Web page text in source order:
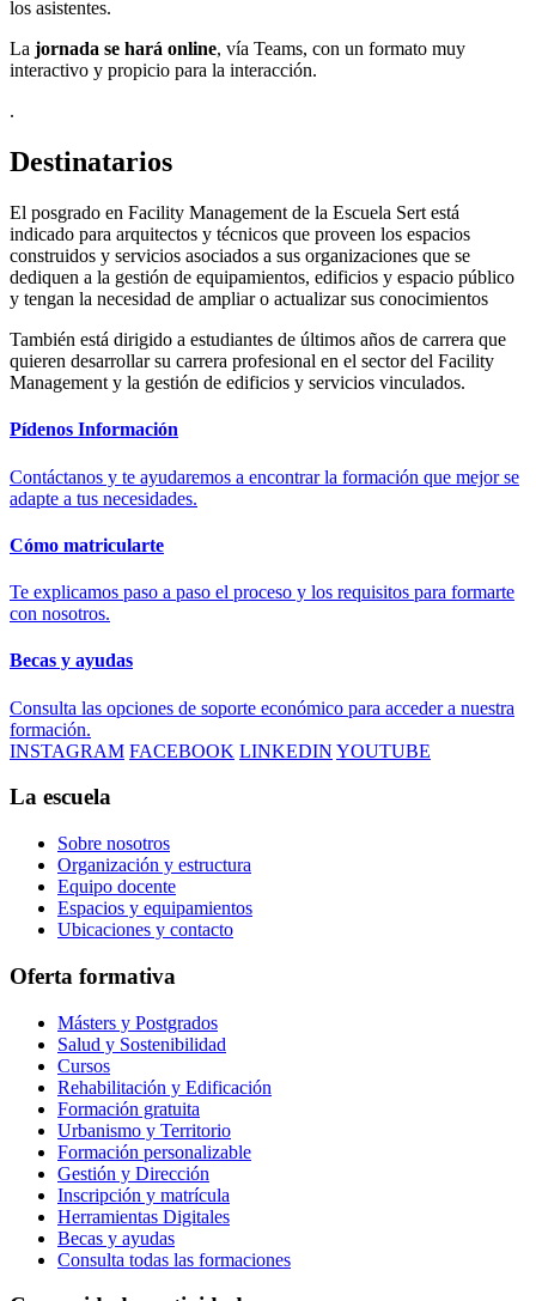
los asistentes.
La jornada se hará online, vía Teams, con un formato muy
interactivo y propicio para la interacción.
.
Destinatarios
El posgrado en Facility Management de la Escuela Sert está
indicado para arquitectos y técnicos que proveen los espacios
construidos y servicios asociados a sus organizaciones que se
dediquen a la gestión de equipamientos, edificios y espacio público
y tengan la necesidad de ampliar o actualizar sus conocimientos
También está dirigido a estudiantes de últimos años de carrera que
quieren desarrollar su carrera profesional en el sector del Facility
Management y la gestión de edificios y servicios vinculados.
Pídenos Información
Contáctanos y te ayudaremos a encontrar la formación que mejor se
adapte a tus necesidades.
Cómo matricularte
Te explicamos paso a paso el proceso y los requisitos para formarte
con nosotros.
Becas y ayudas
Consulta las opciones de soporte económico para acceder a nuestra
formación.
INSTAGRAM FACEBOOK LINKEDIN YOUTUBE
La escuela
Sobre nosotros
Organización y estructura
Equipo docente
Espacios y equipamientos
Ubicaciones y contacto
Oferta formativa
Másters y Postgrados
Salud y Sostenibilidad
Cursos
Rehabilitación y Edificación
Formación gratuita
Urbanismo y Territorio
Formación personalizable
Gestión y Dirección
Inscripción y matrícula
Herramientas Digitales
Becas y ayudas
Consulta todas las formaciones